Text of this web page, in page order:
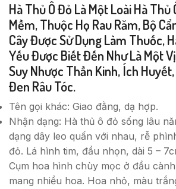
Hà Thủ Ô Đỏ Là Một Loài Hà Thủ
Mềm, Thuộc Họ Rau Răm, Bộ
Cây Được Sử Dụng Làm Thuốc,
Yếu Được Biết Đến Như Là Một
Suy Nhược Thần Kinh, Ích
Đen Râu Tóc.
Tên gọi khác: Giao đằng, dạ hợp.
Nhận dạng: Hà thủ ô đỏ sống lâu
dạng dây leo quấn với nhau, rễ
đỏ. Lá hình tim, đầu nhọn, dài 5 –
Cụm hoa hình chùy mọc ở đầu
mang nhiều hoa. Hoa nhỏ, màu